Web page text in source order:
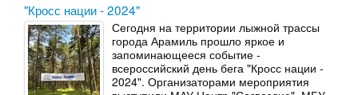
"Кросс нации - 2024"
Сегодня на территории лыжной трассы
города Арамиль прошло яркое и
запоминающееся событие -
всероссийский день бега "Кросс нации -
2024". Организаторами мероприятия